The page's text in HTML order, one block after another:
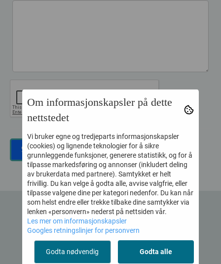
Voss Musikk AS
Org.nr. 995 127 040
Om informasjonskapsler på dette
nettstedet
Vi bruker egne og tredjeparts informasjonskapsler
(cookies) og lignende teknologier for å sikre
grunnleggende funksjoner, generere statistikk, og for å
tilpasse markedsføring og annonser (inkludert deling
av brukerdata med partnere). Samtykket er helt
frivillig. Du kan velge å godta alle, avvise valgfrie, eller
tilpasse valgene dine per kategori nedenfor. Du kan når
som helst endre eller trekke tilbake dine samtykker via
lenken «personvern» nederst på nettsiden vår.
Les mer om informasjonskapsler
Googles retningslinjer for personvern
Godta nødvendig Godta alle